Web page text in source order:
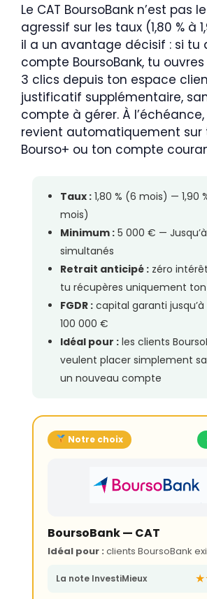
Le CAT BoursoBank n’est pas
agressif sur les taux (1,80 % à
il a un avantage décisif : si tu
compte BoursoBank, tu
3 clics depuis ton espace
justificatif supplémentaire,
compte à gérer. À
revient automatiquement sur
Bourso+ ou ton compte
Taux : 1,80 % (6 mois) — 1,90
mois)
Minimum : 5 000 € —
simultanés
Retrait anticipé : zéro
tu récupères uniquement
FGDR : capital garanti jusqu’à
100 000 €
Idéal pour : les clients
veulent placer simplement
un nouveau compte
Notre choix
BoursoBank — CAT
Idéal pour : clients BoursoBank
La note InvestiMieux